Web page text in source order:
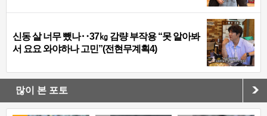
신동 살 너무 뺐나‥37㎏ 감량 부작용 “못 알아봐
서 요요 와야하나 고민”(전현무계획4)
많이 본 포토